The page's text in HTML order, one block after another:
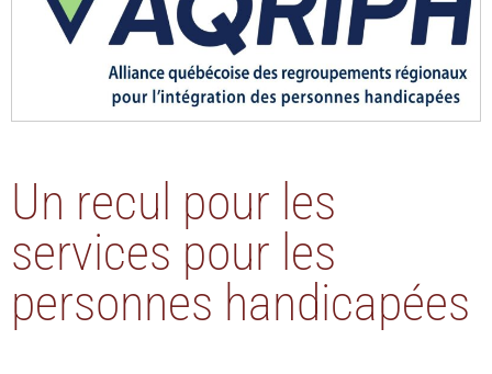
Un recul pour les
services pour les
personnes handicapées